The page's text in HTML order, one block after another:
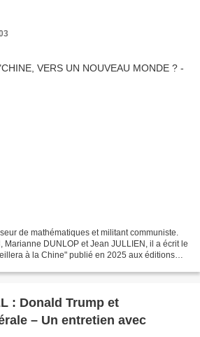
de mathématiques et militant communiste.
Marianne DUNLOP et Jean JULLIEN, il a écrit le
à la Chine" publié en 2025 aux éditions
: Donald Trump et
– Un entretien avec